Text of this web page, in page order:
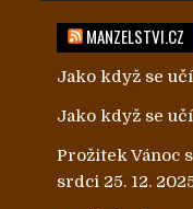
MANZELSTVI.CZ
Jako když se
Jako když se
Prožitek Vánoc
srdci 25. 12.